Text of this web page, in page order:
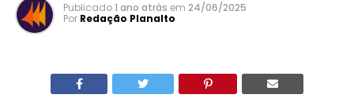
Publicado1 ano atrás em 24/06/2025
Por Redação Planalto